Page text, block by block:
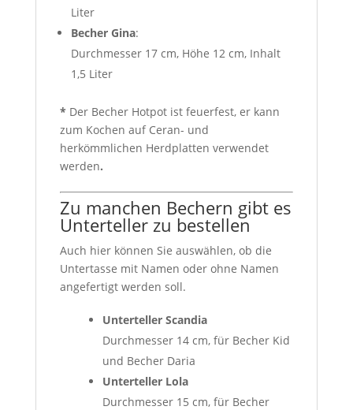
Liter
Becher Gina:
Durchmesser 17 cm, Höhe 12 cm, Inhalt
1,5 Liter
* Der Becher Hotpot ist feuerfest, er kann
zum Kochen auf Ceran- und
herkömmlichen Herdplatten verwendet
werden.
Zu manchen Bechern gibt es
Unterteller zu bestellen
Auch hier können Sie auswählen, ob die
Untertasse mit Namen oder ohne Namen
angefertigt werden soll.
Unterteller Scandia
Durchmesser 14 cm, für Becher Kid
und Becher Daria
Unterteller Lola
Durchmesser 15 cm, für Becher